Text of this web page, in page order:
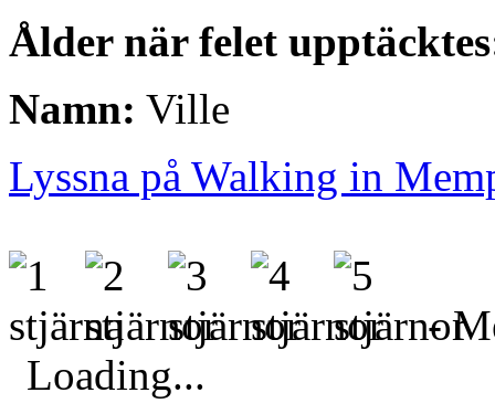
Ålder när felet
Namn: Ville
Lyssna på Walking in
-
Loading...